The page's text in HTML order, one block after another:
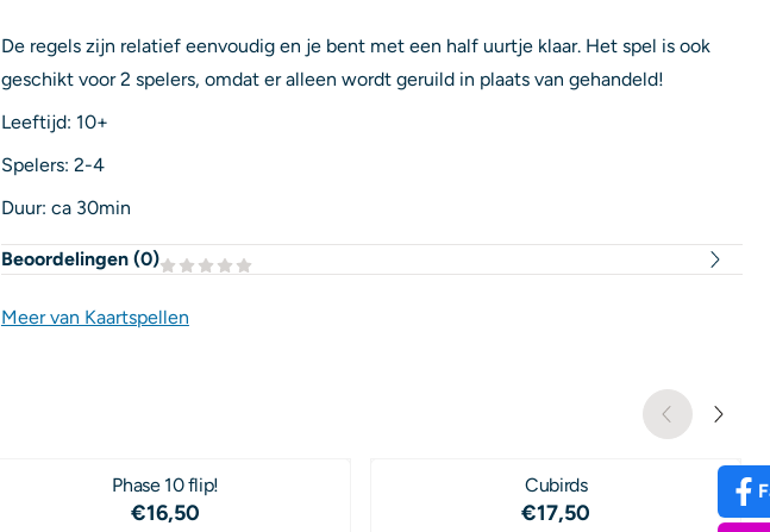
De regels zijn relatief eenvoudig en je bent met een half uurtje klaar. Het spel is ook
geschikt voor 2 spelers, omdat er alleen wordt geruild in plaats van gehandeld!
Leeftijd: 10+
Spelers: 2-4
Duur: ca 30min
Beoordelingen (0)
Meer van Kaartspellen
Phase 10 flip!
Prijs: 16,50
€16,50
Cubirds
Prijs: 17,50
€17,50